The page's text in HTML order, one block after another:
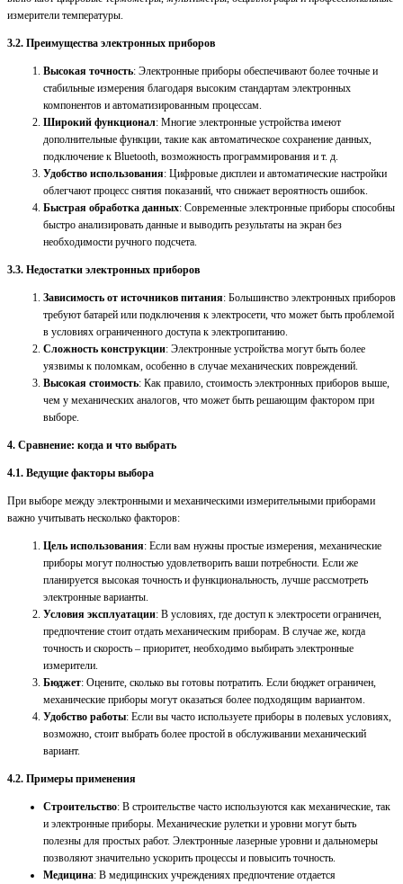
измерители температуры.
3.2. Преимущества электронных приборов
Высокая точность: Электронные приборы обеспечивают более точные и
стабильные измерения благодаря высоким стандартам электронных
компонентов и автоматизированным процессам.
Широкий функционал: Многие электронные устройства имеют
дополнительные функции, такие как автоматическое сохранение данных,
подключение к Bluetooth, возможность программирования и т. д.
Удобство использования: Цифровые дисплеи и автоматические настройки
облегчают процесс снятия показаний, что снижает вероятность ошибок.
Быстрая обработка данных: Современные электронные приборы способны
быстро анализировать данные и выводить результаты на экран без
необходимости ручного подсчета.
3.3. Недостатки электронных приборов
Зависимость от источников питания: Большинство электронных приборов
требуют батарей или подключения к электросети, что может быть проблемой
в условиях ограниченного доступа к электропитанию.
Сложность конструкции: Электронные устройства могут быть более
уязвимы к поломкам, особенно в случае механических повреждений.
Высокая стоимость: Как правило, стоимость электронных приборов выше,
чем у механических аналогов, что может быть решающим фактором при
выборе.
4. Сравнение: когда и что выбрать
4.1. Ведущие факторы выбора
При выборе между электронными и механическими измерительными приборами
важно учитывать несколько факторов:
Цель использования: Если вам нужны простые измерения, механические
приборы могут полностью удовлетворить ваши потребности. Если же
планируется высокая точность и функциональность, лучше рассмотреть
электронные варианты.
Условия эксплуатации: В условиях, где доступ к электросети ограничен,
предпочтение стоит отдать механическим приборам. В случае же, когда
точность и скорость – приоритет, необходимо выбирать электронные
измерители.
Бюджет: Оцените, сколько вы готовы потратить. Если бюджет ограничен,
механические приборы могут оказаться более подходящим вариантом.
Удобство работы: Если вы часто используете приборы в полевых условиях,
возможно, стоит выбрать более простой в обслуживании механический
вариант.
4.2. Примеры применения
Строительство: В строительстве часто используются как механические, так
и электронные приборы. Механические рулетки и уровни могут быть
полезны для простых работ. Электронные лазерные уровни и дальномеры
позволяют значительно ускорить процессы и повысить точность.
Медицина: В медицинских учреждениях предпочтение отдается